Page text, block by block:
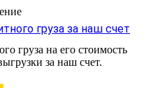
груза за наш счет
груза на его стоимость
за наш счет.